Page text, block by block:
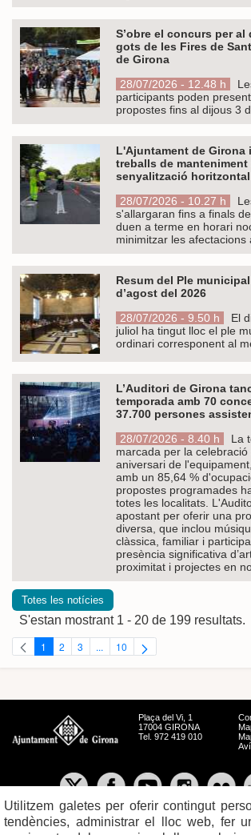
S’obre el concurs per al
gots de les Fires de
de Girona
28/07/2026 - 12.48 h
participants poden
propostes fins al dijous 3
L'Ajuntament de Girona
treballs de manteniment
senyalització
28/07/2026 - 10.27 h
s'allargaran fins a finals
duen a terme en horari
minimitzar les afectacions
Resum del Ple
d’agost del 2026
28/07/2026 - 9.50 h
El
juliol ha tingut lloc el ple
ordinari corresponent al
L’Auditori de Girona
temporada amb 70
37.700 persones
28/07/2026 - 8.40 h
La
marcada per la celebració
aniversari de
amb un 85,64 %
propostes programades
totes les localitats.
apostant per oferir una
diversa, que inclou
clàssica, familiar i
presència significativa
proximitat i projectes en
Totes les notícies
S'estan mostrant 1 - 20 de 199 resultats.
Pàgina
1 Pàgina
2 Pàgina
3 ...Pàgines intermèdies Utilitzeu TAB
Pàgina
10
Plaça del Vi, 1
17004 GIRONA
Tel. 972 419 010
Utilitzem galetes per oferir contingut
tendències, administrar el lloc web, fer